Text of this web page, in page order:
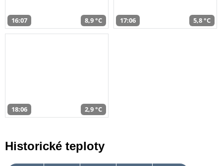
16:07 8,9 °C 17:06 5,8 °C
18:06 2,9 °C
Historické teploty